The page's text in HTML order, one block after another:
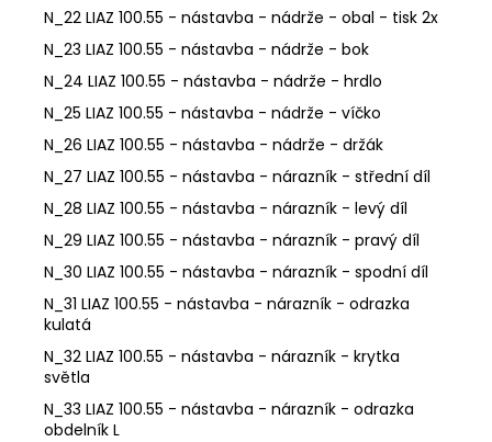
N_22 LIAZ 100.55 - nástavba - nádrže - obal - tisk 2x
N_23 LIAZ 100.55 - nástavba - nádrže - bok
N_24 LIAZ 100.55 - nástavba - nádrže - hrdlo
N_25 LIAZ 100.55 - nástavba - nádrže - víčko
N_26 LIAZ 100.55 - nástavba - nádrže - držák
N_27 LIAZ 100.55 - nástavba - nárazník - střední díl
N_28 LIAZ 100.55 - nástavba - nárazník - levý díl
N_29 LIAZ 100.55 - nástavba - nárazník - pravý díl
N_30 LIAZ 100.55 - nástavba - nárazník - spodní díl
N_31 LIAZ 100.55 - nástavba - nárazník - odrazka
kulatá
N_32 LIAZ 100.55 - nástavba - nárazník - krytka
světla
N_33 LIAZ 100.55 - nástavba - nárazník - odrazka
obdelník L